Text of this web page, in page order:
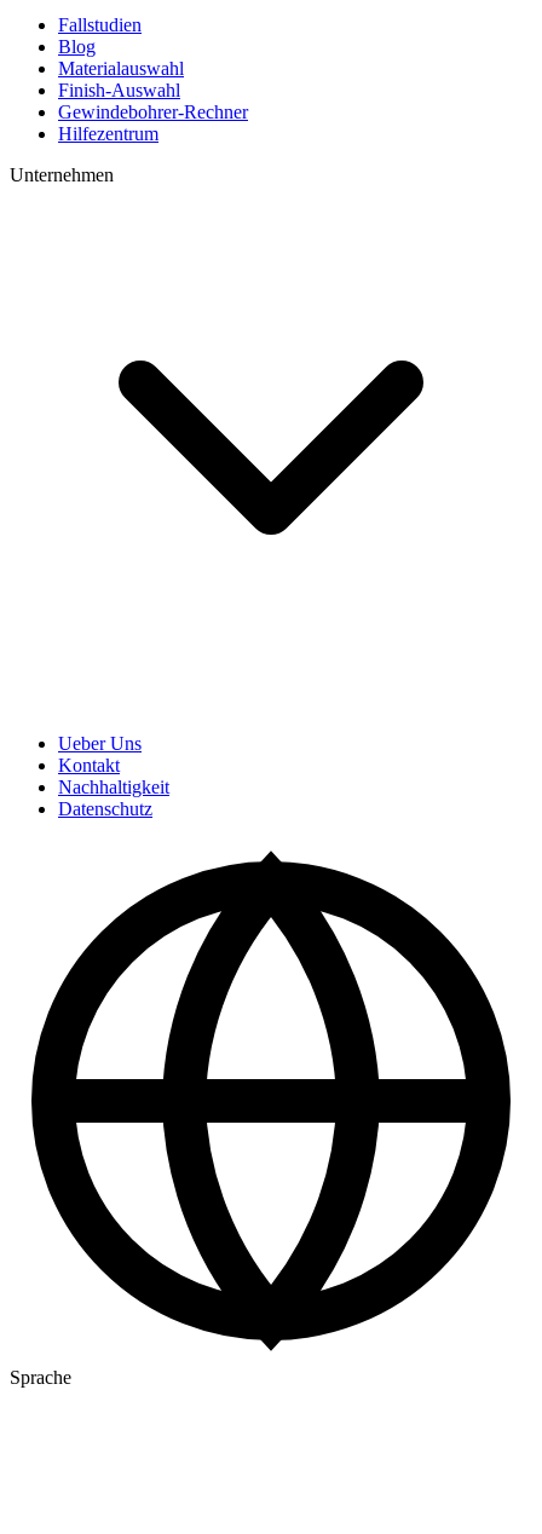
Fallstudien
Blog
Materialauswahl
Finish-Auswahl
Gewindebohrer-Rechner
Hilfezentrum
Unternehmen
Ueber Uns
Kontakt
Nachhaltigkeit
Datenschutz
Sprache